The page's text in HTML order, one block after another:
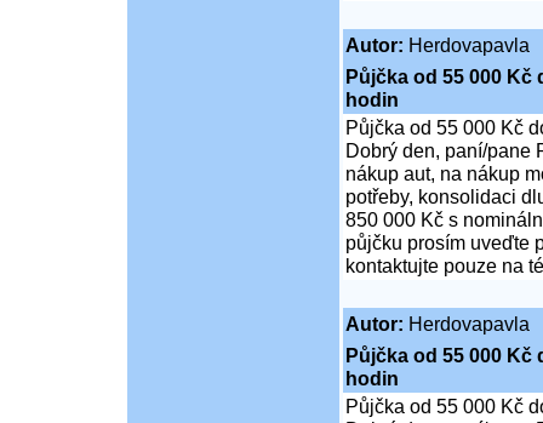
Autor: Herdovapavla
Půjčka od 55 000 Kč
hodin
Půjčka od 55 000 Kč
Dobrý den, paní/pane
nákup aut, na nákup
potřeby, konsolidaci
850 000 Kč s
půjčku prosím uveďte
kontaktujte pouze na
Autor: Herdovapavla
Půjčka od 55 000 Kč
hodin
Půjčka od 55 000 Kč